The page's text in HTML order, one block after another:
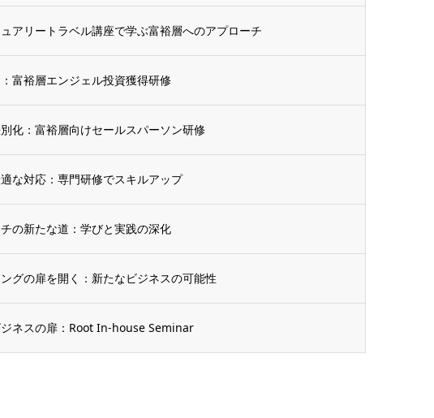
アリートラベル講座で学ぶ富裕層へのアプローチ
富裕層エンジェル投資獲得研修
化：富裕層向けセールスパーソン研修
な対応：専門研修でスキルアップ
の新たな道：学びと実践の深化
グの扉を開く：新たなビジネスの可能性
ネスの扉：Root In-house Seminar